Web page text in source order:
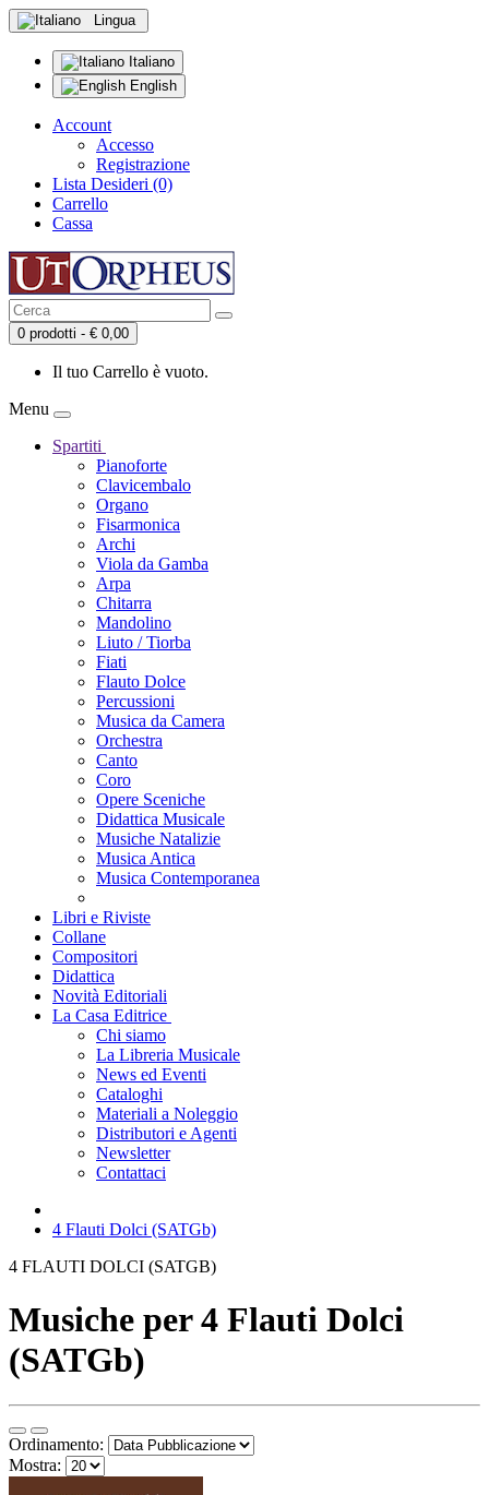
Lingua
Italiano
English
Account
Accesso
Registrazione
Lista Desideri (0)
Carrello
Cassa
0 prodotti - € 0,00
Il tuo Carrello è vuoto.
Menu
Spartiti
Pianoforte
Clavicembalo
Organo
Fisarmonica
Archi
Viola da Gamba
Arpa
Chitarra
Mandolino
Liuto / Tiorba
Fiati
Flauto Dolce
Percussioni
Musica da Camera
Orchestra
Canto
Coro
Opere Sceniche
Didattica Musicale
Musiche Natalizie
Musica Antica
Musica Contemporanea
Libri e Riviste
Collane
Compositori
Didattica
Novità Editoriali
La Casa Editrice
Chi siamo
La Libreria Musicale
News ed Eventi
Cataloghi
Materiali a Noleggio
Distributori e Agenti
Newsletter
Contattaci
4 Flauti Dolci (SATGb)
4 FLAUTI DOLCI (SATGB)
Musiche per 4 Flauti Dolci
(SATGb)
Ordinamento:
Mostra: